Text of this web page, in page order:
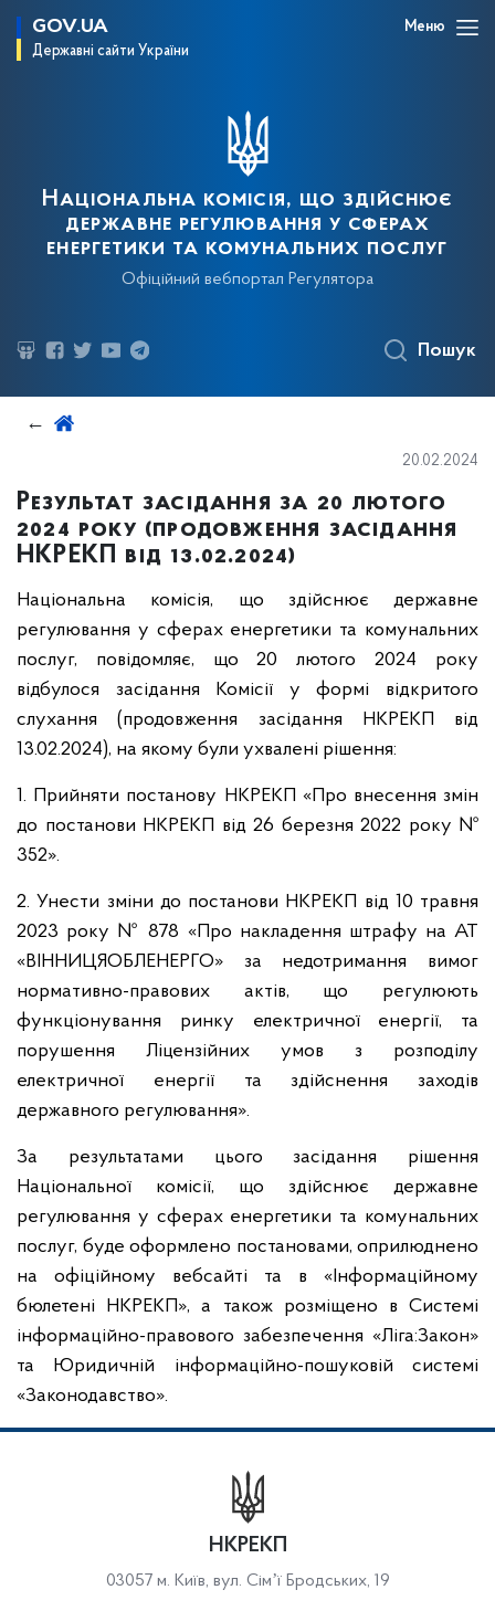
GOV.UA
Державні сайти України
Меню
Національна комісія, що здійснює
державне регулювання у сферах
енергетики та комунальних послуг
Офіційний вебпортал Регулятора
Пошук
20.02.2024
Результат засідання за 20 лютого
2024 року (продовження засідання
НКРЕКП від 13.02.2024)
Національна комісія, що здійснює державне
регулювання у сферах енергетики та комунальних
послуг, повідомляє, що 20 лютого 2024 року
відбулося засідання Комісії у формі відкритого
слухання (продовження засідання НКРЕКП від
13.02.2024), на якому були ухвалені рішення:
1. Прийняти постанову НКРЕКП «Про внесення змін
до постанови НКРЕКП від 26 березня 2022 року №
352».
2. Унести зміни до постанови НКРЕКП від 10 травня
2023 року № 878 «Про накладення штрафу на АТ
«ВІННИЦЯОБЛЕНЕРГО» за недотримання вимог
нормативно-правових актів, що регулюють
функціонування ринку електричної енергії, та
порушення Ліцензійних умов з розподілу
електричної енергії та здійснення заходів
державного регулювання».
За результатами цього засідання рішення
Національної комісії, що здійснює державне
регулювання у сферах енергетики та комунальних
послуг, буде оформлено постановами, оприлюднено
на офіційному вебсайті та в «Інформаційному
бюлетені НКРЕКП», а також розміщено в Системі
інформаційно-правового забезпечення «Ліга:Закон»
та Юридичній інформаційно-пошуковій системі
«Законодавство».
НКРЕКП
03057 м. Київ, вул. Сімʼї Бродських, 19